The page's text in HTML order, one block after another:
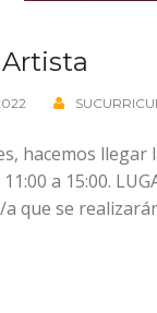
hacemos llegar
11:00 a 15:00.
a que se